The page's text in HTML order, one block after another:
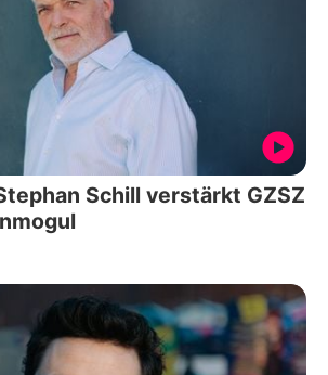
Schill verstärkt GZSZ